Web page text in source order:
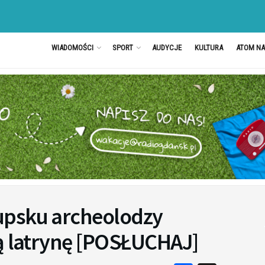
WIADOMOŚCI SPORT AUDYCJE KULTURA ATOM
archeolodzy
[POSŁUCHAJ]